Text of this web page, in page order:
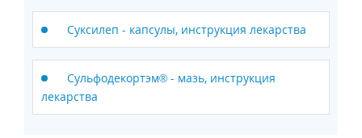
Суксилеп - капсулы, инструкция лекарства
Сульфодекортэм® - мазь, инструкция
лекарства